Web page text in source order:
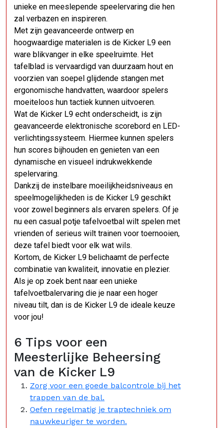
unieke en meeslepende speelervaring die hen
zal verbazen en inspireren.
Met zijn geavanceerde ontwerp en
hoogwaardige materialen is de Kicker L9 een
ware blikvanger in elke speelruimte. Het
tafelblad is vervaardigd van duurzaam hout en
voorzien van soepel glijdende stangen met
ergonomische handvatten, waardoor spelers
moeiteloos hun tactiek kunnen uitvoeren.
Wat de Kicker L9 echt onderscheidt, is zijn
geavanceerde elektronische scorebord en LED-
verlichtingssysteem. Hiermee kunnen spelers
hun scores bijhouden en genieten van een
dynamische en visueel indrukwekkende
spelervaring.
Dankzij de instelbare moeilijkheidsniveaus en
speelmogelijkheden is de Kicker L9 geschikt
voor zowel beginners als ervaren spelers. Of je
nu een casual potje tafelvoetbal wilt spelen met
vrienden of serieus wilt trainen voor toernooien,
deze tafel biedt voor elk wat wils.
Kortom, de Kicker L9 belichaamt de perfecte
combinatie van kwaliteit, innovatie en plezier.
Als je op zoek bent naar een unieke
tafelvoetbalervaring die je naar een hoger
niveau tilt, dan is de Kicker L9 de ideale keuze
voor jou!
6 Tips voor een
Meesterlijke Beheersing
van de Kicker L9
Zorg voor een goede balcontrole bij het
trappen van de bal.
Oefen regelmatig je traptechniek om
nauwkeuriger te worden.